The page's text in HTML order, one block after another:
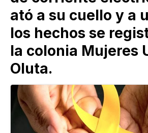
ató a su cuello y a
los hechos se
la colonia Mujeres
Oluta.